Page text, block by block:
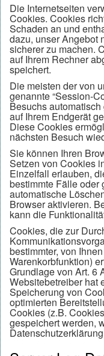
Die Internetseiten
Cookies. Cookies
Schaden an und
dazu, unser Angebot
sicherer zu machen.
auf Ihrem Rechner
speichert.
Die meisten der von
genannte “Session-
Besuchs
auf Ihrem Endgerät
Diese Cookies
nächsten Besuch
Sie können Ihren
Setzen von Cookies
Einzelfall erlauben,
bestimmte Fälle
automatische
Browser aktivieren.
kann die
Cookies, die zur
bestimmter, von
Warenkorbfunktion)
Grundlage von Art. 6
Websitebetreiber hat
Speicherung von
optimierten
Cookies (z.B.
gespeichert werden,